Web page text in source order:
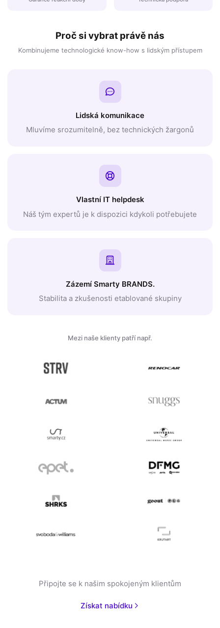
Proč si vybrat právě nás
Kombinujeme technologické know-how s lidským přístupem
Lidská komunikace
Mluvíme srozumitelně, bez technických žargonů
Vlastní IT helpdesk
Náš tým expertů je k dispozici kdykoli potřebujete
Zázemí Smarty BRANDS.
Stabilita a zkušenosti etablované skupiny
Mezi naše klienty patří např.
Připojte se k našim spokojeným klientům
Získat nabídku